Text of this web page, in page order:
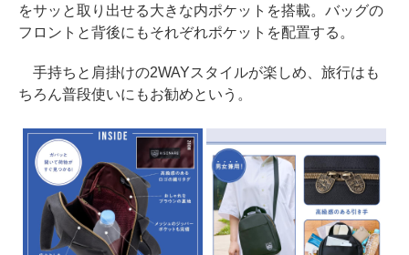
をサッと取り出せる大きな内ポケットを搭載。バッグの
フロントと背後にもそれぞれポケットを配置する。
手持ちと肩掛けの2WAYスタイルが楽しめ、旅行はも
ちろん普段使いにもお勧めという。